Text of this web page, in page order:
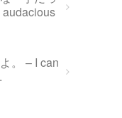
audacious
。 – I can